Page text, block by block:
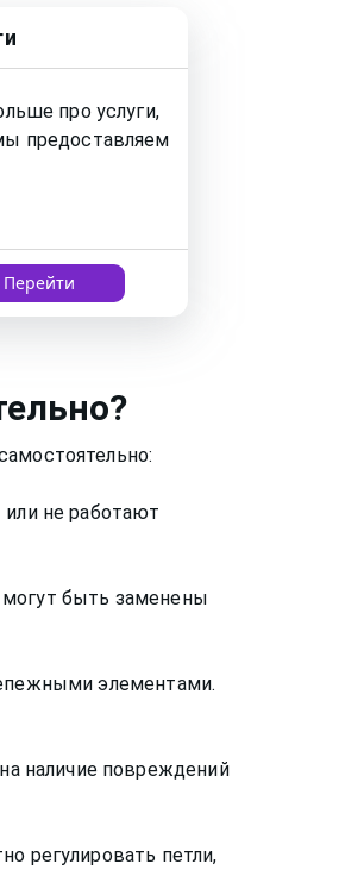
про услуги,
предоставляем
Перейти
не работают
могут быть заменены
элементами.
наличие повреждений
регулировать петли,